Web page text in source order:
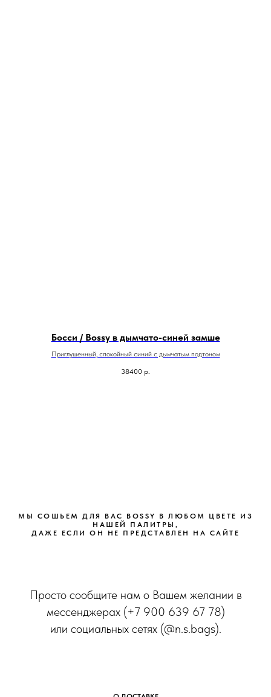
Босси / Bossy в дымчато-синей замше
Приглушенный, спокойный синий с дымчатым подтоном
38400 р.
МЫ СОШЬЕМ ДЛЯ ВАС BOSSY В ЛЮБОМ ЦВЕТЕ ИЗ
НАШЕЙ ПАЛИТРЫ,
ДАЖЕ ЕСЛИ ОН НЕ ПРЕДСТАВЛЕН НА САЙТЕ
Просто сообщите нам о Вашем желании в
мессенджерах (+7 900 639 67 78)
или социальных сетях (@n.s.bags).